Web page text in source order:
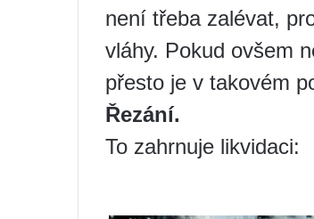
není třeba zalévat,
vláhy. Pokud ovšem
přesto je v takovém
Řezání.
To zahrnuje likvidaci: